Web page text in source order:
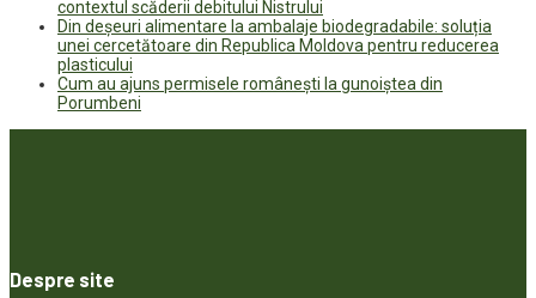
contextul scăderii debitului Nistrului
Din deșeuri alimentare la ambalaje biodegradabile: soluția
unei cercetătoare din Republica Moldova pentru reducerea
plasticului
Cum au ajuns permisele românești la gunoiștea din
Porumbeni
Despre site